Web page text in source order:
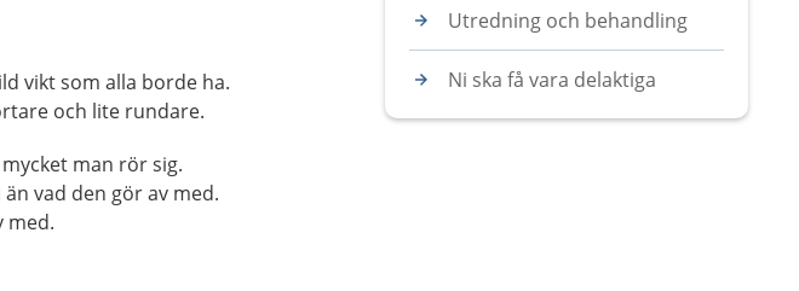
vikt som alla borde ha.
och lite rundare.
man rör sig.
vad den gör av med.
med.
Utredning och behandling
Ni ska få vara delaktiga